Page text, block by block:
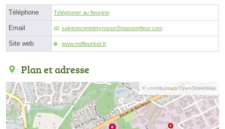
Téléphone Téléphoner au fleuriste
Email saintvincentdetyrosseⓐpassionfleur.com
Site web www.mdfleuriste.fr
Plan et adresse
© contributeurs OpenStreetMap